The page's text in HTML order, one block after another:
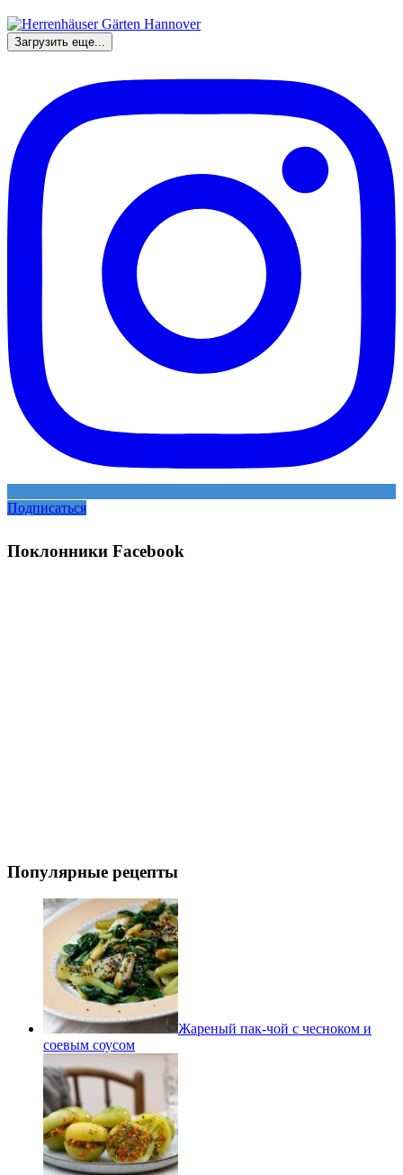
Загрузить еще...
Подписаться
Поклонники Facebook
Популярные рецепты
Жареный пак-чой с чесноком и
соевым соусом